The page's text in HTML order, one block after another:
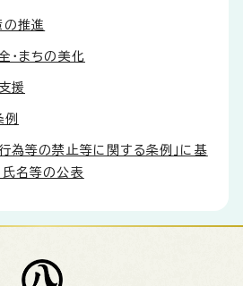
の推進
・まちの美化
援
例
為等の禁止等に関する条例」に基
名等の公表